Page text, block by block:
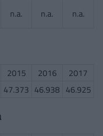
n.a. n.a. n.a.
2015 2016
2017
47.373 46.938 46.925